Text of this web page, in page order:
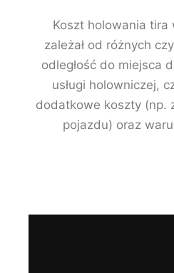
Koszt holowania tira
zależał od różnych
odległość do miejsca
usługi holowniczej,
dodatkowe koszty (np.
pojazdu) oraz